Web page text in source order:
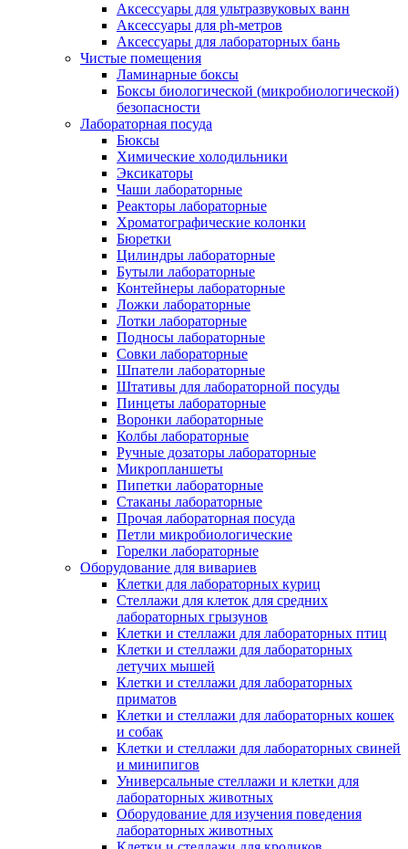
Аксессуары для ультразвуковых ванн
Аксессуары для ph-метров
Аксессуары для лабораторных бань
Чистые помещения
Ламинарные боксы
Боксы биологической (микробиологической)
безопасности
Лабораторная посуда
Бюксы
Химические холодильники
Эксикаторы
Чаши лабораторные
Реакторы лабораторные
Хроматографические колонки
Бюретки
Цилиндры лабораторные
Бутыли лабораторные
Контейнеры лабораторные
Ложки лабораторные
Лотки лабораторные
Подносы лабораторные
Совки лабораторные
Шпатели лабораторные
Штативы для лабораторной посуды
Пинцеты лабораторные
Воронки лабораторные
Колбы лабораторные
Ручные дозаторы лабораторные
Микропланшеты
Пипетки лабораторные
Стаканы лабораторные
Прочая лабораторная посуда
Петли микробиологические
Горелки лабораторные
Оборудование для вивариев
Клетки для лабораторных куриц
Стеллажи для клеток для средних
лабораторных грызунов
Клетки и стеллажи для лабораторных птиц
Клетки и стеллажи для лабораторных
летучих мышей
Клетки и стеллажи для лабораторных
приматов
Клетки и стеллажи для лабораторных кошек
и собак
Клетки и стеллажи для лабораторных свиней
и минипигов
Универсальные стеллажи и клетки для
лабораторных животных
Оборудование для изучения поведения
лабораторных животных